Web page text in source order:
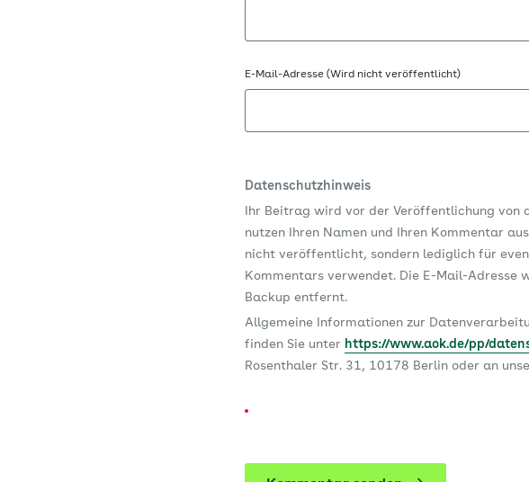
E-Mail-Adresse (Wird nicht veröffentlicht)
Datenschutzhinweis
Ihr Beitrag wird vor der Veröffentlichung
nutzen Ihren Namen und Ihren Kommentar
nicht veröffentlicht, sondern lediglich für
Kommentars verwendet. Die E-Mail-Adresse
Backup entfernt.
Allgemeine Informationen zur
finden Sie unter https://www.aok.de/pp/
Rosenthaler Str. 31, 10178 Berlin oder an